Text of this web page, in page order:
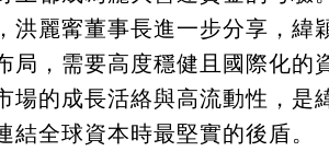
洪麗寗董事長進一步分享，緯
局，需要高度穩健且國際化的
場的成長活絡與高流動性，是
結全球資本時最堅實的後盾。